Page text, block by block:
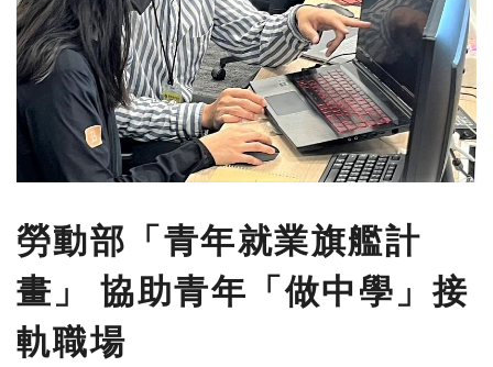
勞動部「青年就業旗艦計
畫」 協助青年「做中學」接
軌職場